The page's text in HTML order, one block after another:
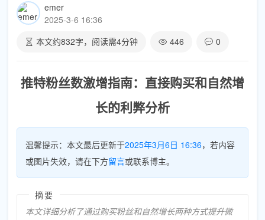
emer
2025-3-6 16:36
本文约832字，阅读需4分钟 446 0
推特粉丝数激增指南：直接购买和自然增
长的利弊分析
温馨提示：本文最后更新于2025年3月6日 16:36，若内容
或图片失效，请在下方留言或联系博主。
摘要
本文详细分析了通过购买粉丝和自然增长两种方式提升微